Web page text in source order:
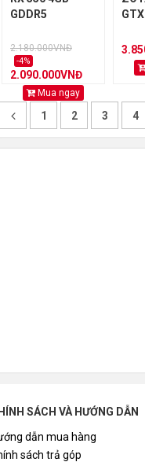
GDDR5
2.180.000VNĐ
-4%
2.090.000VNĐ
Mua ngay
1 2 3 4
SÁCH VÀ HƯỚNG DẪN
dẫn mua hàng
sách trả góp